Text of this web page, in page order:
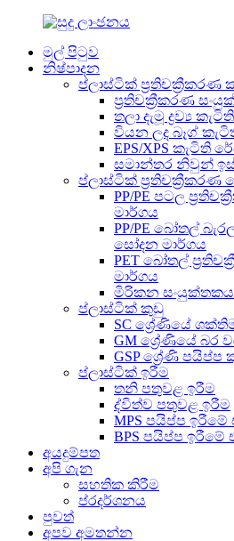
මුල් පිටුව
නිෂ්පාදන
ප්ලාස්ටික් ප්‍රතිචක්‍රීකරණ
ප්‍රතිචක්‍රීකරණ
තලා දැමූ ද්‍රව්‍ය
වියන ලද බෑග්
EPS/XPS කැටිති
සමාන්තර නිවුන්
ප්ලාස්ටික් ප්‍රතිචක්‍රීකරණ
PP/PE පටල
මාර්ගය
PP/PE බෝතල්
සෝදන මාර්ගය
PET බෝතල්
මාර්ගය
මිරිකන සංයුක්තකය
ප්ලාස්ටික් කුඩු
SC ශ්‍රේණියේ
GM ශ්‍රේණියේ බර
GSP ශ්‍රේණි පයිප්ප
ප්ලාස්ටික් ඉරීම
තනි පතුවළ ඉරීම
ද්විත්ව පතුවළ ඉරීම
MPS පයිප්ප
BPS පයිප්ප
අයදුම්පත
අපි ගැන
සහතික කිරීම
ප්රදර්ශනය
පුවත්
අපව අමතන්න